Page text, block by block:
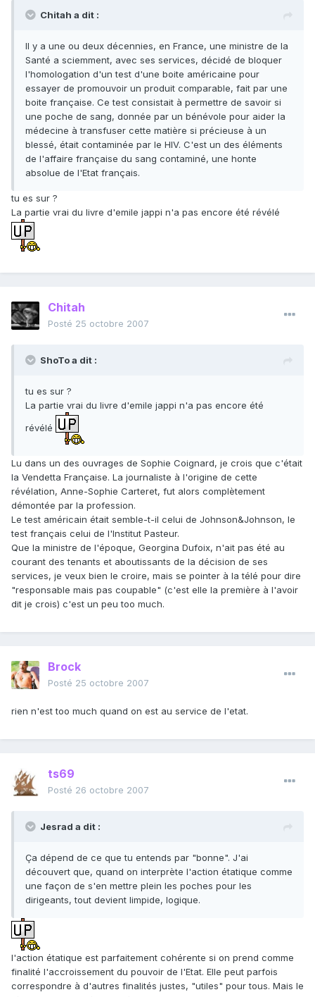
Chitah a dit :
Il y a une ou deux décennies, en France, une ministre de la
Santé a sciemment, avec ses services, décidé de bloquer
l'homologation d'un test d'une boite américaine pour
essayer de promouvoir un produit comparable, fait par une
boite française. Ce test consistait à permettre de savoir si
une poche de sang, donnée par un bénévole pour aider la
médecine à transfuser cette matière si précieuse à un
blessé, était contaminée par le HIV. C'est un des éléments
de l'affaire française du sang contaminé, une honte
absolue de l'Etat français.
tu es sur ?
La partie vrai du livre d'emile jappi n'a pas encore été révélé
Chitah
Posté 25 octobre 2007
ShoTo a dit :
tu es sur ?
La partie vrai du livre d'emile jappi n'a pas encore été
révélé
Lu dans un des ouvrages de Sophie Coignard, je crois que c'était
la Vendetta Française. La journaliste à l'origine de cette
révélation, Anne-Sophie Carteret, fut alors complètement
démontée par la profession.
Le test américain était semble-t-il celui de Johnson&Johnson, le
test français celui de l'Institut Pasteur.
Que la ministre de l'époque, Georgina Dufoix, n'ait pas été au
courant des tenants et aboutissants de la décision de ses
services, je veux bien le croire, mais se pointer à la télé pour dire
"responsable mais pas coupable" (c'est elle la première à l'avoir
dit je crois) c'est un peu too much.
Brock
Posté 25 octobre 2007
rien n'est too much quand on est au service de l'etat.
ts69
Posté 26 octobre 2007
Jesrad a dit :
Ça dépend de ce que tu entends par "bonne". J'ai
découvert que, quand on interprète l'action étatique comme
une façon de s'en mettre plein les poches pour les
dirigeants, tout devient limpide, logique.
l'action étatique est parfaitement cohérente si on prend comme
finalité l'accroissement du pouvoir de l'Etat. Elle peut parfois
correspondre à d'autres finalités justes, "utiles" pour tous. Mais le